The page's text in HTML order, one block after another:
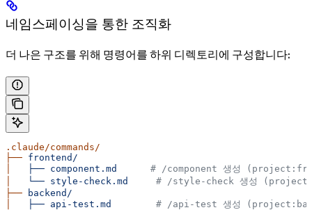
네임스페이싱을 통한 조직화
더 나은 구조를 위해 명령어를 하위 디렉토리에 구성합니다:
.claude/commands/
├── frontend/
   ├──
component.md
# /component 생성
   └──
style-check.md
# /style-check 생성
├── backend/
   ├──
api-test.md
# /api-test 생성